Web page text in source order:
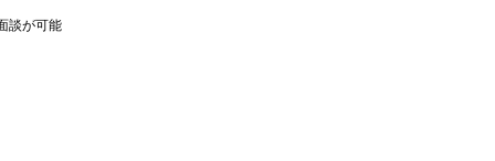
談が可能